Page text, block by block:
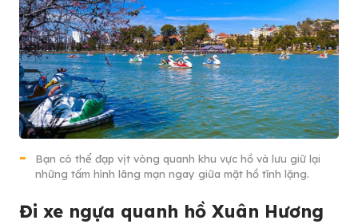
Bạn có thể đạp vịt vòng quanh khu vực hồ và lưu giữ lại
những tấm hình lãng mạn ngay giữa mặt hồ tĩnh lặng.
Đi xe ngựa quanh hồ Xuân Hương